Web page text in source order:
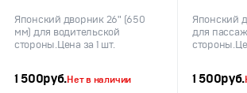
Японский дворник 26" (650
мм) для водительской
стороны.Цена за 1 шт.
1 500руб.Нет в наличии
Японский
для
1 500руб.